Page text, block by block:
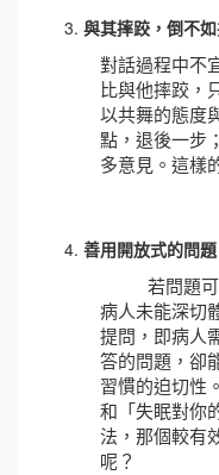
與其摔跤，倒不
對話過程中不
比與他摔跤，
以共舞的態度
點，退後一步
多意見。這樣
善用開放式的問題
若問題可以
病人未能深切
提問，即病人
答的問題，卻
習慣的迫切性
和「失眠對你
法，那個較有
呢？